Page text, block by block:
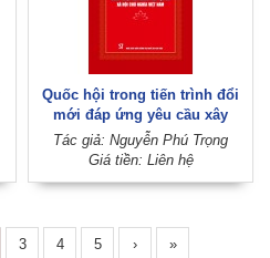
Quốc hội trong tiến trình đổi
mới đáp ứng yêu cầu xây
dựng, hoàn thiện Nhà nước
pháp quyền xã hội chủ nghĩa
Tác giả: Nguyễn Phú Trọng
Giá tiền: Liên hệ
3 4 5 › »